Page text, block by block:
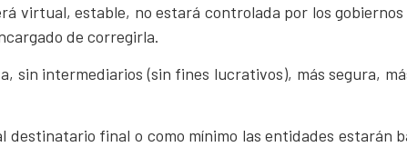
virtual, estable, no estará controlada por los
de corregirla.
sin intermediarios (sin fines lucrativos), más segura,
destinatario final o como mínimo las entidades